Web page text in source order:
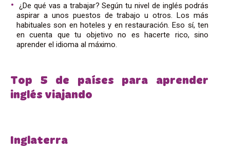
¿De qué vas a trabajar? Según tu nivel de inglés podrás
aspirar a unos puestos de trabajo u otros. Los más
habituales son en hoteles y en restauración. Eso sí, ten
en cuenta que tu objetivo no es hacerte rico, sino
aprender el idioma al máximo.
Top 5 de países para aprender
inglés viajando
Inglaterra